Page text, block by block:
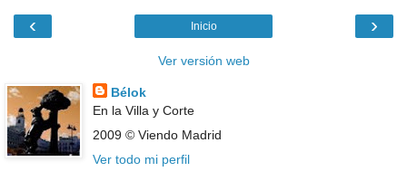
‹ ›
Inicio
Ver versión web
Bélok
En la Villa y Corte
2009 © Viendo Madrid
Ver todo mi perfil